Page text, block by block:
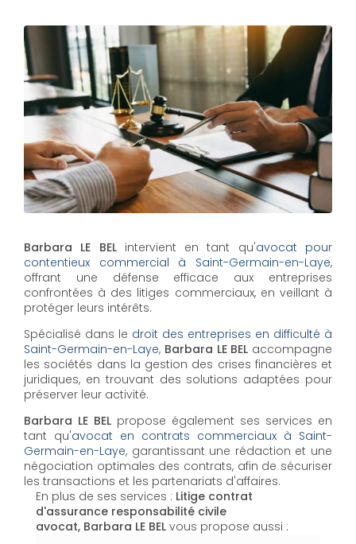
Barbara LE BELintervient en tant qu'avocat pour
contentieux commercial à Saint-Germain-en-Laye,
offrant une défense efficace aux entreprises
confrontées à des litiges commerciaux, en veillant à
protéger leurs intérêts.
Spécialisé dans le droit des entreprises en difficulté à
Saint-Germain-en-Laye, Barbara LE BEL accompagne
les sociétés dans la gestion des crises financières et
juridiques, en trouvant des solutions adaptées pour
préserver leur activité.
Barbara LE BEL propose également ses services en
tant qu'avocat en contrats commerciaux à Saint-
Germain-en-Laye, garantissant une rédaction et une
négociation optimales des contrats, afin de sécuriser
les transactions et les partenariats d'affaires.
En plus de ses services : Litige contrat
d'assurance responsabilité civile
avocat, Barbara LE BEL vous propose aussi :